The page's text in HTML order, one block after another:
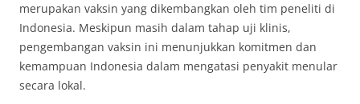
merupakan vaksin yang dikembangkan oleh tim peneliti di
Indonesia. Meskipun masih dalam tahap uji klinis,
pengembangan vaksin ini menunjukkan komitmen dan
kemampuan Indonesia dalam mengatasi penyakit menular
secara lokal.